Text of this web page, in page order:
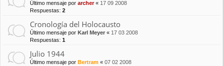
Último mensaje por archer« 17 09 2008
Respuestas: 2
Cronología del Holocausto
Último mensaje por Karl Meyer « 17 03 2008
Respuestas: 1
Julio 1944
Último mensaje por Bertram « 07 02 2008